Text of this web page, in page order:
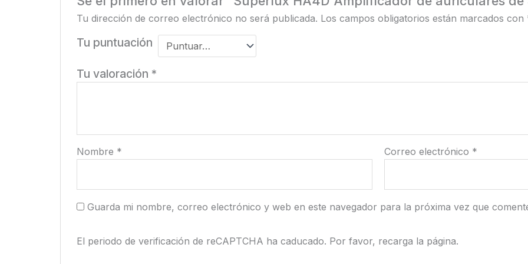
Tu dirección de correo electrónico no será publicada. Los campos obligatorios están marcados con
Tu puntuación
Tu valoración *
Nombre * Correo electrónico *
Guarda mi nombre, correo electrónico y web en este navegador para la próxima vez que
El periodo de verificación de reCAPTCHA ha caducado. Por favor, recarga la página.